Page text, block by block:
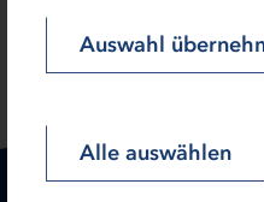
Auswahl
Alle auswählen